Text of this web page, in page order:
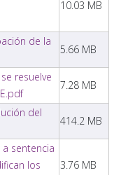
10.03 MB
de la
5.66 MB
resuelve
7.28 MB
del
414.2 MB
a sentencia
los
3.76 MB